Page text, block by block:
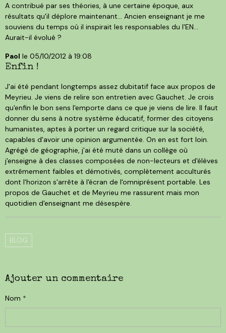
A contribué par ses théories, à une certaine époque, aux
résultats qu'il déplore maintenant... Ancien enseignant je me
souviens du temps où il inspirait les responsables du l'EN...
Aurait-il évolué ?
Paol le 05/10/2012 à 19:08
Enfin !
J'ai été pendant longtemps assez dubitatif face aux propos de
Meyrieu. Je viens de relire son entretien avec Gauchet. Je crois
qu'enfin le bon sens l'emporte dans ce que je viens de lire. Il faut
donner du sens à notre système éducatif, former des citoyens
humanistes, aptes à porter un regard critique sur la société,
capables d'avoir une opinion argumentée. On en est fort loin.
Agrégé de géographie, j'ai été muté dans un collège où
j'enseigne à des classes composées de non-lecteurs et d'élèves
extrêmement faibles et démotivés, complètement acculturés
dont l'horizon s'arrête à l'écran de l'omniprésent portable. Les
propos de Gauchet et de Meyrieu me rassurent mais mon
quotidien d'enseignant me désespère.
BLOG
Ajouter un commentaire
Nom